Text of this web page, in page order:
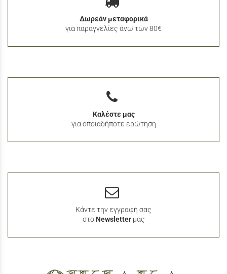
Δωρεάν μεταφορικά
για παραγγελίες άνω των 80€
Καλέστε μας
για οποιαδήποτε ερώτηση
Κάντε την εγγραφή σας
στο Newsletterμας